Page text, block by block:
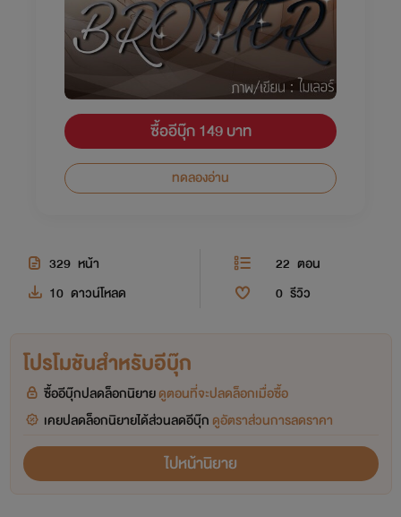
ซื้ออีบุ๊ก 149 บาท
ทดลองอ่าน
329 หน้า 22 ตอน
10 ดาวน์โหลด 0 รีวิว
โปรโมชันสำหรับอีบุ๊ก
ซื้ออีบุ๊กปลดล็อกนิยายดูตอนที่จะปลดล็อกเมื่อซื้อ
เคยปลดล็อกนิยายได้ส่วนลดอีบุ๊ก ดูอัตราส่วนการลดราคา
ไปหน้านิยาย